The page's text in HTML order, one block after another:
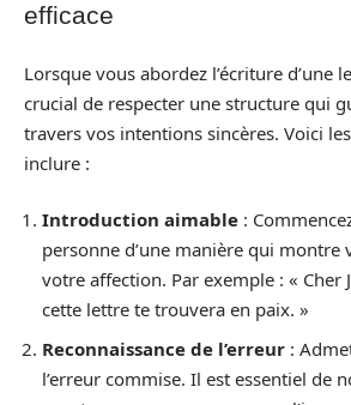
efficace
Lorsque vous abordez l’écriture d’une
crucial de respecter une structure qui
travers vos intentions sincères. Voici
inclure :
Introduction aimable :
personne d’une manière qui montre
votre affection. Par exemple : « Cher
cette lettre te trouvera en paix. »
Reconnaissance de l’erreur :
l’erreur commise. Il est essentiel de